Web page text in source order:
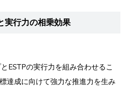
実行力の相乗効果
ESTPの実行力を組み合わせるこ
達成に向けて強力な推進力を生み